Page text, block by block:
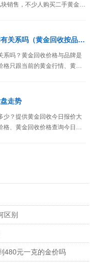
销售，不少人购买二手黄金会
黄金回收价格和品牌有关系吗（黄金回收按品牌卖吗）
系吗？黄金回收价格与品牌是
格只跟当前的黄金行情、黄金
走势
少？提供黄金回收今日报价大
格、黄金回收价格查询今日大
区别
480元一克的金价吗